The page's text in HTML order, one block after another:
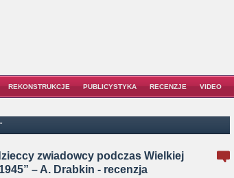
REKONSTRUKCJE PUBLICYSTYKA RECENZJE VIDEO
zwiadowcy podczas Wielkiej
– A. Drabkin - recenzja